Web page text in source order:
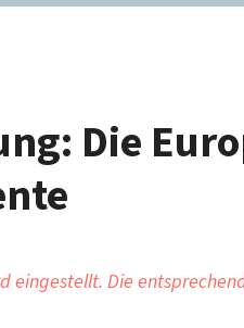
Die
eingestellt. Die